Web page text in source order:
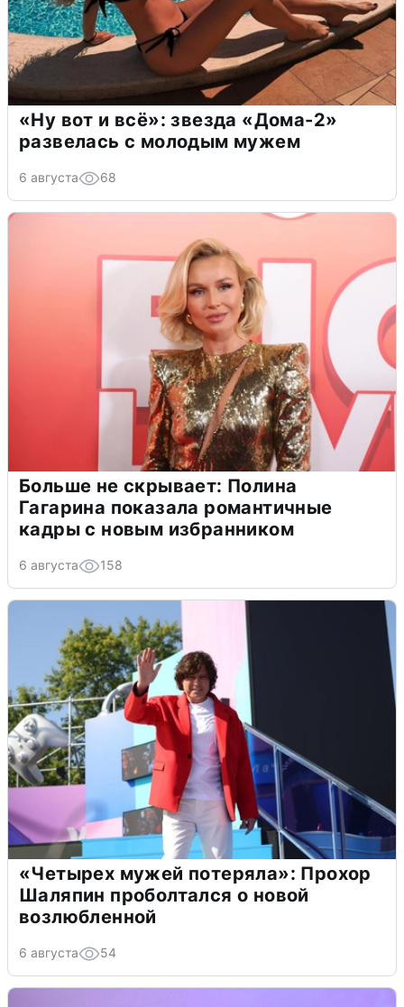
«Ну вот и всё»: звезда «Дома-2»
развелась с молодым мужем
6 августа 68
Больше не скрывает: Полина
Гагарина показала романтичные
кадры с новым избранником
6 августа 158
«Четырех мужей потеряла»: Прохор
Шаляпин проболтался о новой
возлюбленной
6 августа 54